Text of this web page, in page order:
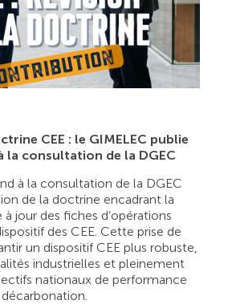
CEE : le GIMELEC publie
la consultation de la DGEC
à la consultation de la DGEC
de la doctrine encadrant la
jour des fiches d’opérations
des CEE. Cette prise de
un dispositif CEE plus robuste,
industrielles et pleinement
nationaux de performance